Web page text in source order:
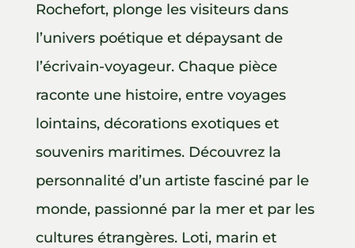
Rochefort, plonge les visiteurs dans
l’univers poétique et dépaysant de
l’écrivain-voyageur. Chaque pièce
raconte une histoire, entre voyages
lointains, décorations exotiques et
souvenirs maritimes. Découvrez la
personnalité d’un artiste fasciné par le
monde, passionné par la mer et par les
cultures étrangères. Loti, marin et